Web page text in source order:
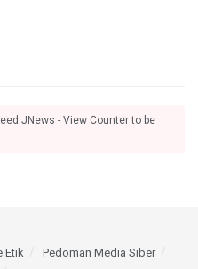
JNews - View Counter to be
Etik
Pedoman Media Siber